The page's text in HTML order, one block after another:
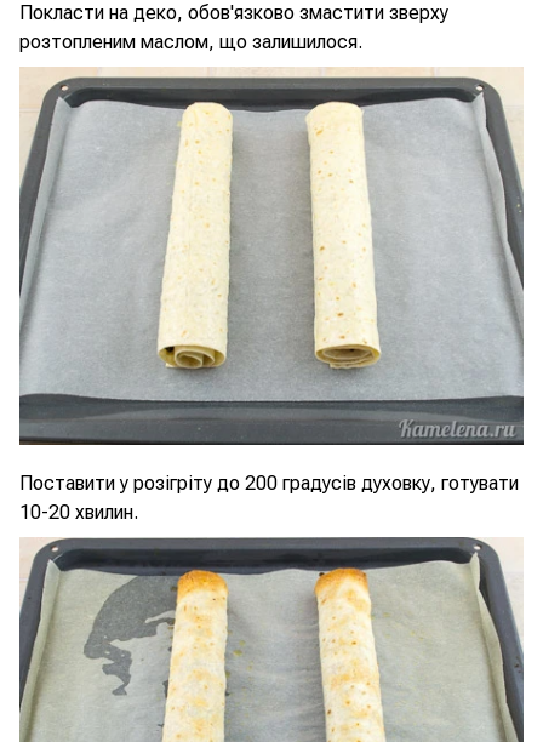
Покласти на деко, обов'язково змастити зверху
розтопленим маслом, що залишилося.
Поставити у розігріту до 200 градусів духовку, готувати
10-20 хвилин.